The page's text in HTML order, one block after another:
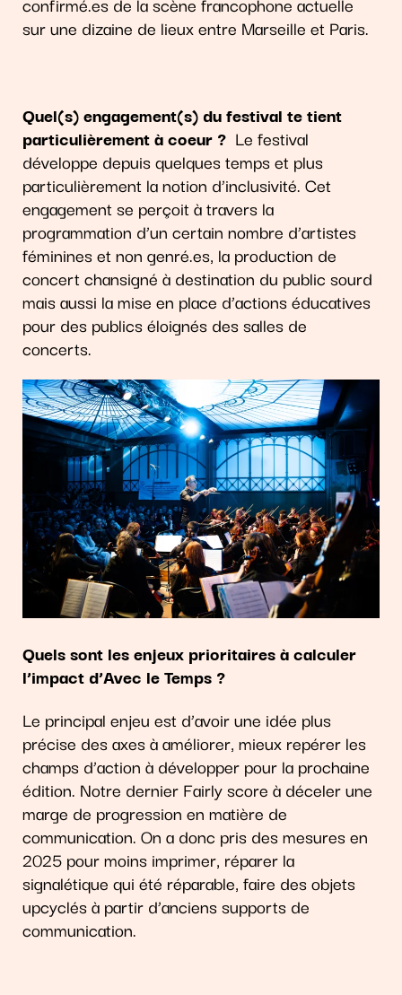
sur une dizaine de lieux entre Marseille et Paris.
Quel(s) engagement(s) du festival te tient
particulièrement à coeur ? Le festival
développe depuis quelques temps et plus
particulièrement la notion d’inclusivité. Cet
engagement se perçoit à travers la
programmation d’un certain nombre d’artistes
féminines et non genré.es, la production de
concert chansigné à destination du public sourd
mais aussi la mise en place d’actions éducatives
pour des publics éloignés des salles de
concerts.
Quels sont les enjeux prioritaires à calculer
l’impact d’Avec le Temps ?
Le principal enjeu est d’avoir une idée plus
précise des axes à améliorer, mieux repérer les
champs d’action à développer pour la prochaine
édition. Notre dernier Fairly score à déceler une
marge de progression en matière de
communication. On a donc pris des mesures en
2025 pour moins imprimer, réparer la
signalétique qui été réparable, faire des objets
upcyclés à partir d’anciens supports de
communication.